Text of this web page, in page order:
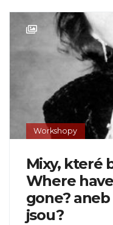
Workshopy
Mixy, které
Where
gone?
jsou?